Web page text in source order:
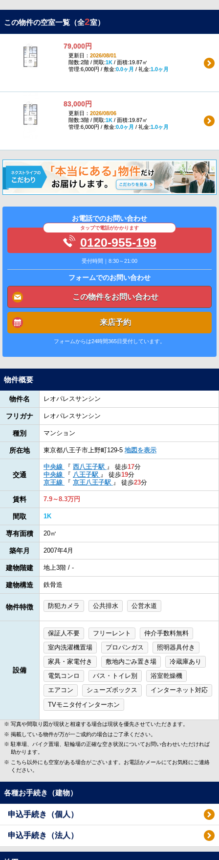
この物件の空室一覧（全2室）
79,000円
更新日： 2026/08/01
階数:2階 / 間取:1K/ 面積:19.87㎡
管理:6,000円 / 敷金:0.0ヶ月 / 礼金:1.0ヶ月
83,000円
更新日： 2026/08/06
階数:3階 / 間取:1K/ 面積:19.87㎡
管理:6,000円 / 敷金:0.0ヶ月 / 礼金:1.0ヶ月
お電話でのお問い合わせ
タップで電話がかかります
0120-955-199
受付時間｜8:30～21:00
フォームでのお問い合わせ
この物件をお問い合わせ
来店予約
フォームからは24時間365日受付しています。
物件概要
物件名 レオパレスサンシン
フリガナ レオパレスサンシン
種別 マンション
所在地 東京都八王子市上野町129-5 地図を表示
交通
中央線 『 西八王子駅 』 徒歩17分
中央線
『 八王子駅 』 徒歩19分
京王線
『 京王八王子駅 』 徒歩23分
賃料 7.9～8.3万円
間取 1K
専有面積 20㎡
築年月 2007年4月
建物階建 地上3階 / -
建物構造 鉄骨造
物件特徴 防犯カメラ 公共排水 公営水道
設備
保証人不要 フリーレント
仲介手数料無料
室内洗濯機置場
プロパンガス
照明器具付き
家具・家電付き
敷地内ごみ置き場
冷蔵庫あり
電気コンロ
バス・トイレ別
浴室乾燥機
エアコン
シューズボックス
インターネット対応
TVモニタ付インターホン
写真や間取り図が現状と相違する場合は現状を優先させていただきます。
掲載している物件が万が一ご成約の場合はご了承ください。
駐車場、バイク置場、駐輪場の正確な空き状況についてお問い合わせいただければ
助かります。
こちら以外にも空室がある場合がございます。お電話かメールにてお気軽にご連絡
ください。
各種お手続き（建物）
申込手続き（個人）
申込手続き（法人）